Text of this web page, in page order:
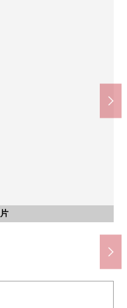
的外觀
的外觀
側的橋。
的外觀
的外觀
的橋。
的外觀
對象地是右側
的外觀
的外觀
的外觀
的外觀
的外觀